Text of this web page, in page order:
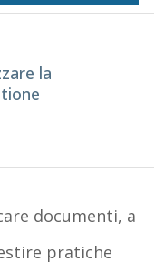
la
documenti, a
pratiche